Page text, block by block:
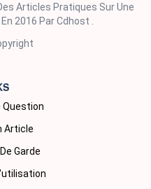
Articles Pratiques Sur Une
2016 Par Cdhost .
Question
Article
Garde